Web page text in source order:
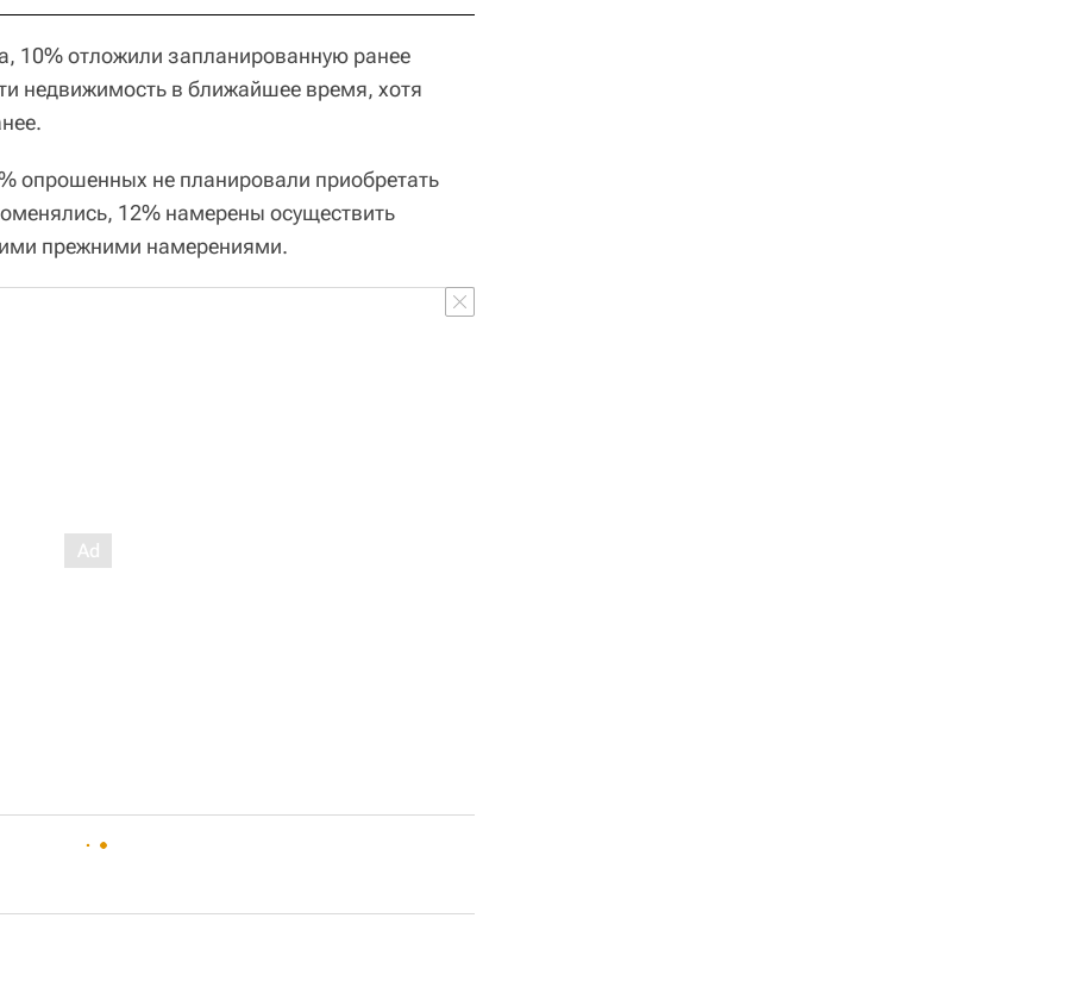
10% отложили запланированную ранее
недвижимость в ближайшее время, хотя
опрошенных не планировали приобретать
12% намерены осуществить
прежними намерениями.